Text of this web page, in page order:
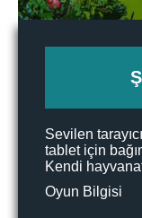
Sevilen
tablet için
Kendi
Oyun Bilgisi